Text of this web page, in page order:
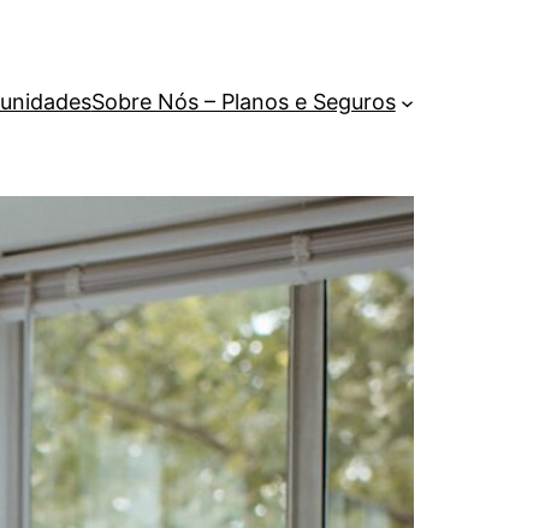
Sobre Nós – Planos e Seguros